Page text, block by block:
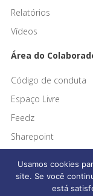
Relatórios
Vídeos
Área do
Código de conduta
Espaço Livre
Feedz
Sharepoint
Usamos cookies
site. Se você
está